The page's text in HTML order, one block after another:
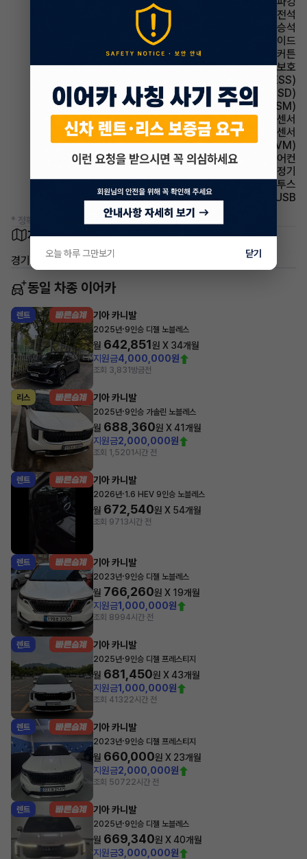
에어백 운전석
에어백 동승석
에어백 사이드
에어백 커튼
에어백 무릎보호
주행안전 급제동경보시스템(ESS)
주행안전 후측방경보시스템(BSD)
주행안전 샤시 통합 제어 시스템(VSM)
주차보조 전방감지센서
주차보조 후방감지센서
주차보조 어라운드뷰(AVM)
에어컨 풀오토에어컨
에어컨 공기청정기
유무선단자 블루투스
유무선단자 USB
* 정확한 정보는 판매자와 반드시 확인하시기 바랍니다.
차량 위치
경기 의정부시 신곡동
동일 차종 이어카
렌트 기아 카니발
2025년·9인승 디젤 노블레스
월 642,851원 X 34개월
지원금4,000,000원
조회 3,831 방금전
리스 기아 카니발
2025년·9인승 가솔린 노블레스
월 688,360원 X41개월
지원금2,000,000원
조회 1,5201시간 전
렌트 기아 카니발
2026년·1.6 HEV 9인승 노블레스
월 672,540원 X 54개월
조회 971 3시간 전
렌트 기아 카니발
2023년·9인승 디젤 노블레스
월 766,260원 X 19개월
지원금1,000,000원
조회 8994시간 전
렌트 기아 카니발
2025년·9인승 디젤 프레스티지
월 681,450원 X43개월
지원금1,000,000원
조회 41322시간 전
렌트 기아 카니발
2023년·9인승 디젤 프레스티지
월 660,000원 X 23개월
지원금2,000,000원
조회 50722시간 전
렌트 기아 카니발
2025년·9인승 디젤 노블레스
월 669,340원 X40개월
지원금3,000,000원
오늘 하루 그만보기 닫기